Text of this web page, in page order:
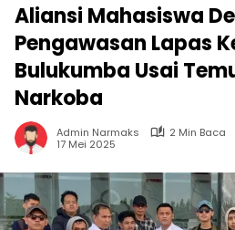
Aliansi Mahasiswa
Pengawasan Lapas
Bulukumba Usai
Narkoba
Admin Narmaks
2 Min Baca
17 Mei 2025